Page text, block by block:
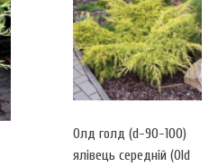
Олд голд (d-90-100)
ялівець середній (Old